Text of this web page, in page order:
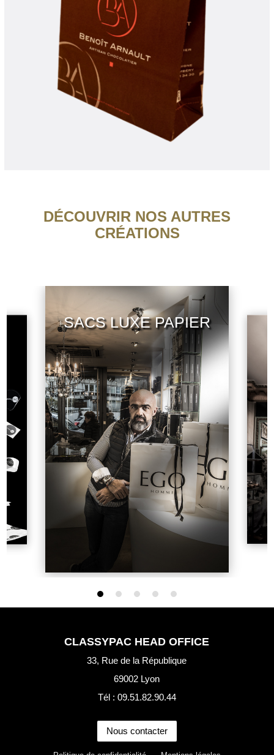
DÉCOUVRIR NOS AUTRES
CRÉATIONS
SACS LUXE PAPIER
CLASSYPAC HEAD OFFICE
33, Rue de la République
69002 Lyon
Tél : 09.51.82.90.44
Nous contacter